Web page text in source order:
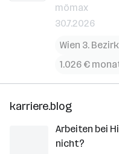
mömax
30.7.2026
Wien 3.
1.026 €
karriere.blog
Arbeiten bei
nicht?